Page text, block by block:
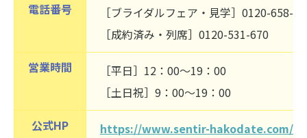
電話番号
［ブライダルフェア・見学］0120-658-
［成約済み・列席］0120-531-670
営業時間
［平日］12：00～19：00
［土日祝］9：00～19：00
公式HP
https://www.sentir-hakodate.com/